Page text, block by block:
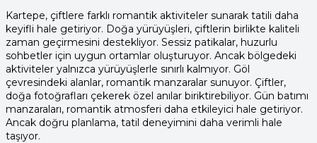
Kartepe, çiftlere farklı romantik aktiviteler sunarak tatili daha
keyifli hale getiriyor. Doğa yürüyüşleri, çiftlerin birlikte kaliteli
zaman geçirmesini destekliyor. Sessiz patikalar, huzurlu
sohbetler için uygun ortamlar oluşturuyor. Ancak bölgedeki
aktiviteler yalnızca yürüyüşlerle sınırlı kalmıyor. Göl
çevresindeki alanlar, romantik manzaralar sunuyor. Çiftler,
doğa fotoğrafları çekerek özel anılar biriktirebiliyor. Gün batımı
manzaraları, romantik atmosferi daha etkileyici hale getiriyor.
Ancak doğru planlama, tatil deneyimini daha verimli hale
taşıyor.